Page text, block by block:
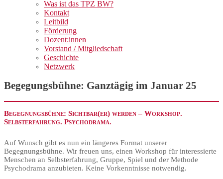
Was ist das TPZ BW?
Kontakt
Leitbild
Förderung
Dozent:innen
Vorstand / Mitgliedschaft
Geschichte
Netzwerk
Begegungsbühne: Ganztägig im Januar 25
Begegnungsbühne: Sichtbar(er) werden – Workshop.
Selbsterfahrung. Psychodrama.
Auf Wunsch gibt es nun ein längeres Format unserer
Begegnungsbühne. Wir freuen uns, einen Workshop für interessierte
Menschen an Selbsterfahrung, Gruppe, Spiel und der Methode
Psychodrama anzubieten. Keine Vorkenntnisse notwendig.